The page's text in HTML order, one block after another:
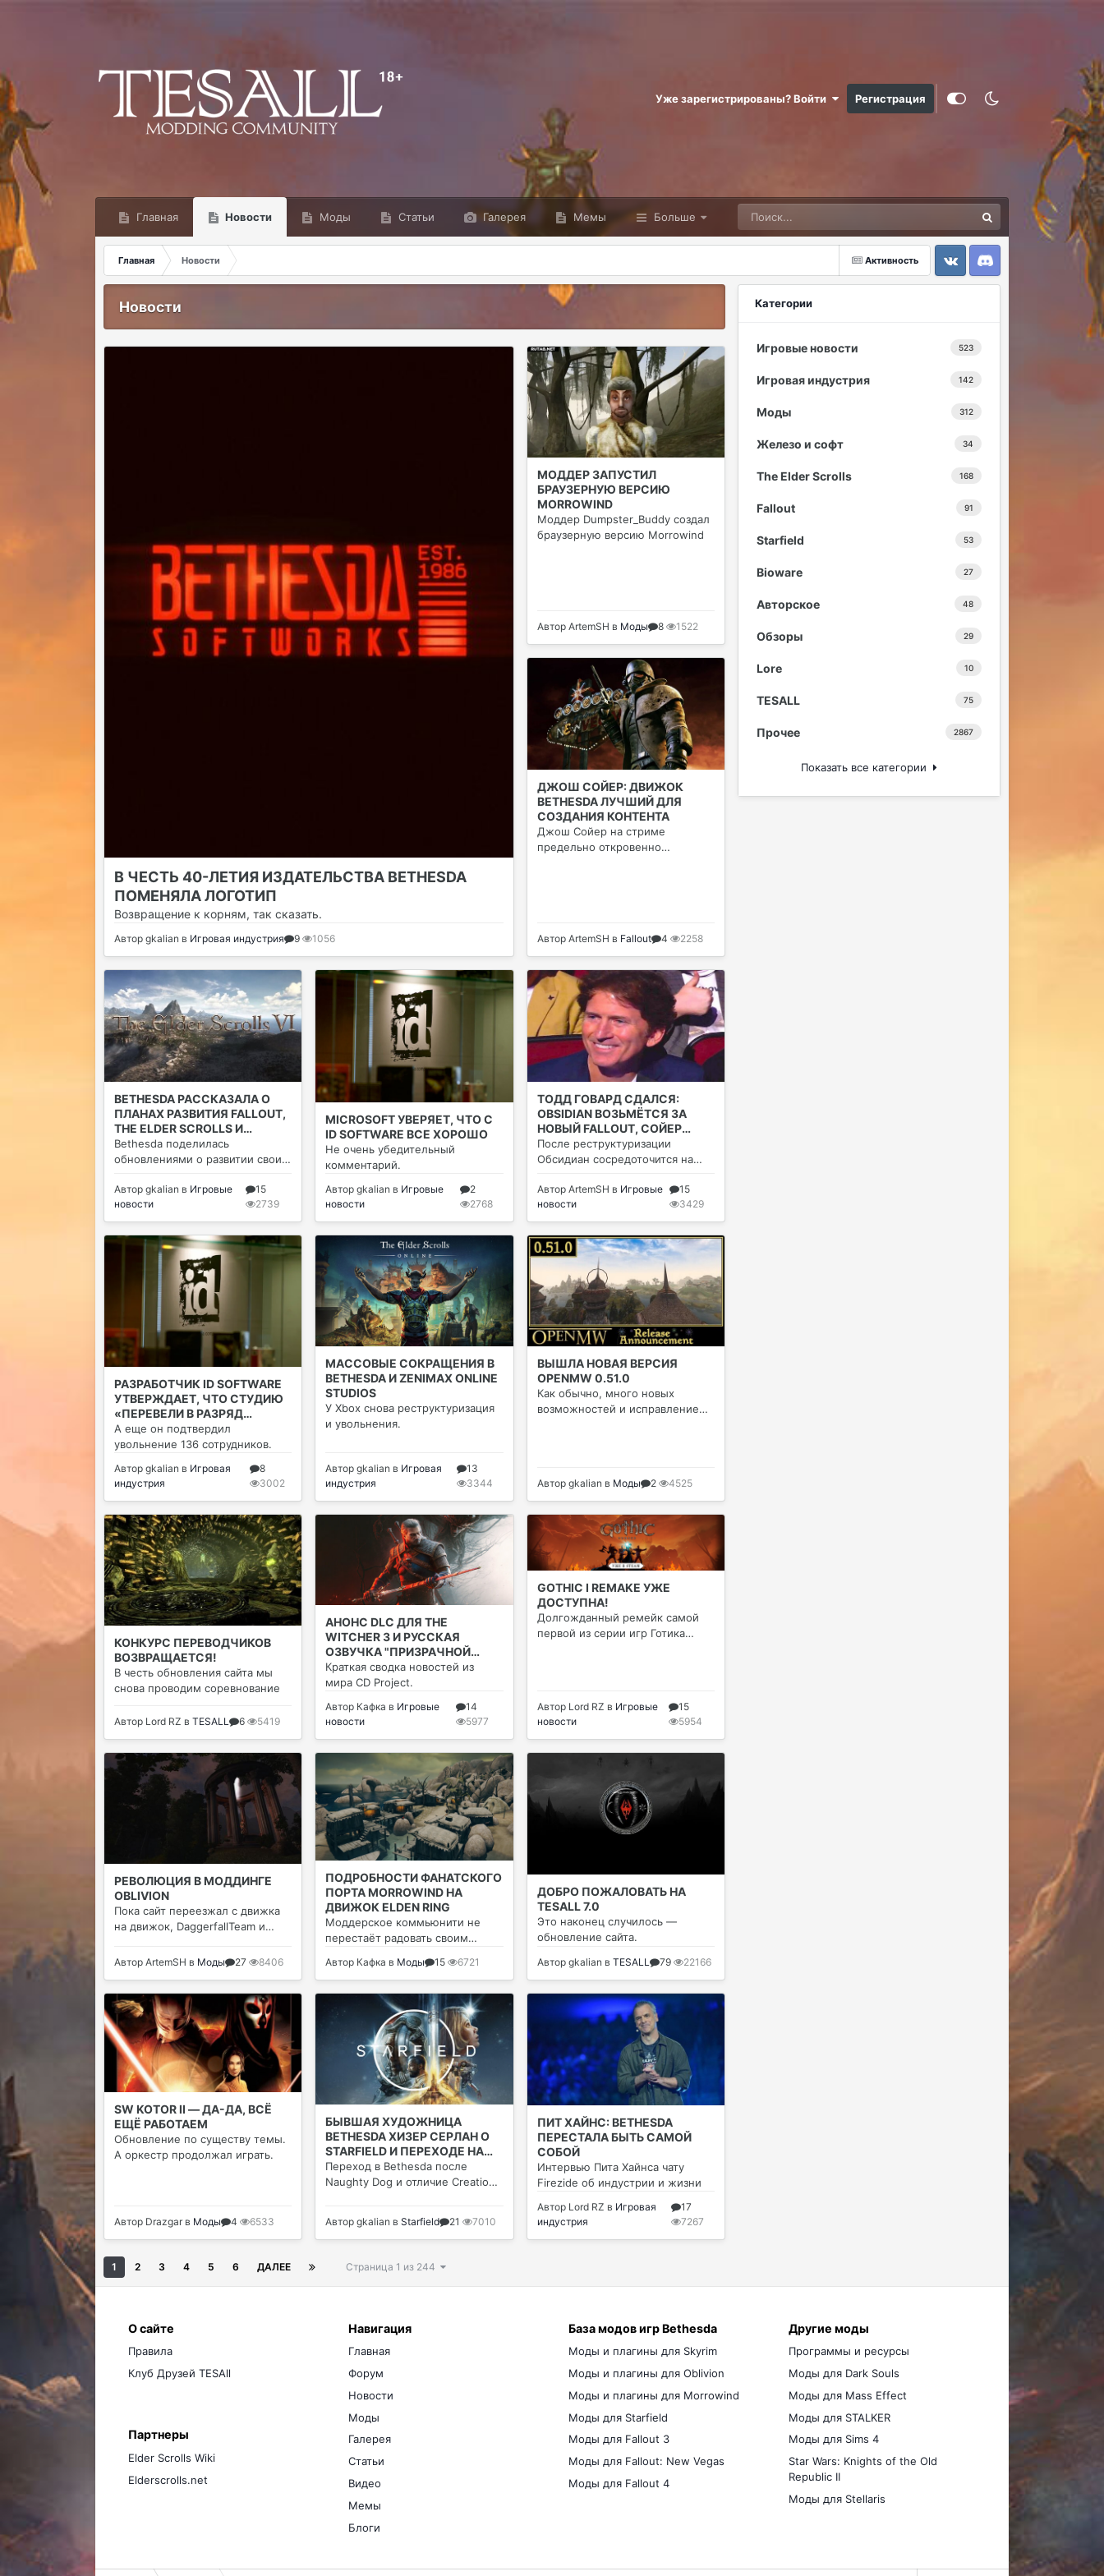
Уже зарегистрированы? Войти Регистрация
Главная Новости Моды Статьи Галерея Мемы Больше
Активность
Главная
Новости
VK
Discord
Новости
В ЧЕСТЬ 40-ЛЕТИЯ ИЗДАТЕЛЬСТВА BETHESDA
ПОМЕНЯЛА ЛОГОТИП
Возвращение к корням, так сказать.
Автор gkalian в Игровая индустрия 9 1056
МОДДЕР ЗАПУСТИЛ
БРАУЗЕРНУЮ ВЕРСИЮ
MORROWIND
Моддер Dumpster_Buddy создал
браузерную версию Morrowind
Автор ArtemSH в Моды 8 1522
ДЖОШ СОЙЕР: ДВИЖОК
BETHESDA ЛУЧШИЙ ДЛЯ
СОЗДАНИЯ КОНТЕНТА
Джош Сойер на стриме
предельно откровенно
Автор ArtemSH в Fallout 4 2258
BETHESDA РАССКАЗАЛА О
ПЛАНАХ РАЗВИТИЯ FALLOUT,
THE ELDER SCROLLS И
STARFIELD
Bethesda поделилась
обновлениями о развитии своих
спустя после массовых
сокращений в компании и
подразделениях Xbox.
Автор gkalian в Игровые
новости
15
2739
MICROSOFT УВЕРЯЕТ, ЧТО С
ID SOFTWARE ВСЕ ХОРОШО
Не очень убедительный
комментарий.
Авторgkalian в Игровые
новости
2
2768
ТОДД ГОВАРД СДАЛСЯ:
OBSIDIAN ВОЗЬМЁТСЯ ЗА
НОВЫЙ FALLOUT, СОЙЕР
ВОЗГЛАВИТ РАЗРАБОТКУ
После реструктуризации
Обсидиан сосредоточится на
Автор ArtemSH в Игровые
новости
15
3429
РАЗРАБОТЧИК ID SOFTWARE
УТВЕРЖДАЕТ, ЧТО СТУДИЮ
«ПЕРЕВЕЛИ В РАЗРЯД
СТУДИЙ ПОДДЕРЖКИ»
А еще он подтвердил
увольнение 136 сотрудников.
Автор gkalian в Игровая
индустрия
8
3002
МАССОВЫЕ СОКРАЩЕНИЯ В
BETHESDA И ZENIMAX ONLINE
STUDIOS
У Xbox снова реструктуризация
и увольнения.
Авторgkalian в Игровая
индустрия
13
3344
ВЫШЛА НОВАЯ ВЕРСИЯ
OPENMW 0.51.0
Как обычно, много новых
возможностей и исправление
Автор gkalian в Моды 2 4525
КОНКУРС ПЕРЕВОДЧИКОВ
ВОЗВРАЩАЕТСЯ!
В честь обновления сайта мы
снова проводим соревнование
Автор Lord RZ в TESALL 6 5419
АНОНС DLC ДЛЯ THE
WITCHER 3 И РУССКАЯ
ОЗВУЧКА "ПРИЗРАЧНОЙ
СВОБОДЫ"
Краткая сводка новостей из
мира CD Project.
Автор Кафкa в Игровые
новости
14
5977
GOTHIC I REMAKE УЖЕ
ДОСТУПНА!
Долгожданный ремейк самой
первой из серии игр Готика
Автор Lord RZ в Игровые
новости
15
5954
РЕВОЛЮЦИЯ В МОДДИНГЕ
OBLIVION
Пока сайт переезжал с движка
на движок, DaggerfallTeam и
сотворили революцию в
Автор ArtemSH в Моды 27 8406
ПОДРОБНОСТИ ФАНАТСКОГО
ПОРТА MORROWIND НА
ДВИЖОК ELDEN RING
Моддерское коммьюнити не
перестаёт радовать своим
Автор Кафкa в Моды 15 6721
ДОБРО ПОЖАЛОВАТЬ НА
TESALL 7.0
Это наконец случилось —
обновление сайта.
Автор gkalian в TESALL 79 22166
SW KOTOR II — ДА-ДА, ВСЁ
ЕЩЁ РАБОТАЕМ
Обновление по существу темы.
А оркестр продолжал играть.
Автор Drazgar в Моды 4 6533
БЫВШАЯ ХУДОЖНИЦА
BETHESDA ХИЗЕР СЕРЛАН О
STARFIELD И ПЕРЕХОДЕ НА
UNREAL ENGINE
Переход в Bethesda после
Naughty Dog и отличие Creation
Авторgkalian вStarfield 21 7010
ПИТ ХАЙНС: BETHESDA
ПЕРЕСТАЛА БЫТЬ САМОЙ
СОБОЙ
Интервью Пита Хайнса чату
Firezide об индустрии и жизни
Автор Lord RZ в Игровая
индустрия
17
7267
1 2 3 4 5 6 ДАЛЕЕ Страница 1 из 244
Категории
523
Игровые новости
142
Игровая индустрия
312
Моды
34
Железо и софт
168
The Elder Scrolls
91
Fallout
53
Starfield
27
Bioware
48
Авторское
29
Обзоры
10
Lore
75
TESALL
2867
Прочее
Показать все категории
О сайте
Правила
Клуб Друзей TESAll
Партнеры
Elder Scrolls Wiki
Elderscrolls.net
Навигация
Главная
Форум
Новости
Моды
Галерея
Статьи
Видео
Мемы
Блоги
База модов игр Bethesda
Моды и плагины для Skyrim
Моды и плагины для Oblivion
Моды и плагины для Morrowind
Моды для Starfield
Моды для Fallout 3
Моды для Fallout: New Vegas
Моды для Fallout 4
Другие моды
Программы и ресурсы
Моды для Dark Souls
Моды для Mass Effect
Моды для STALKER
Моды для Sims 4
Star Wars: Knights of the Old
Republic II
Моды для Stellaris